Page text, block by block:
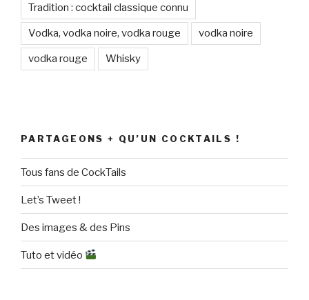
Tradition : cocktail classique connu
Vodka, vodka noire, vodka rouge vodka noire
vodka rouge Whisky
PARTAGEONS + QU’UN COCKTAILS !
Tous fans de CockTails
Let’s Tweet !
Des images & des Pins
Tuto et vidéo